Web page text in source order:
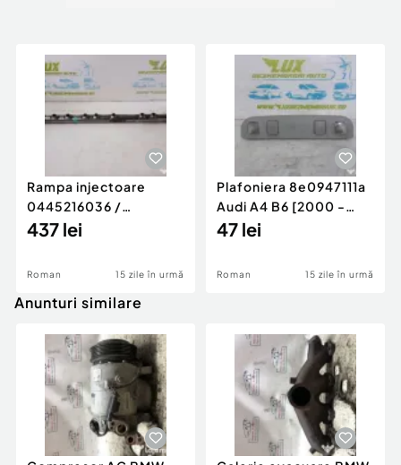
Rampa injectoare
0445216036 /
780542302 3.0 d 313
437 lei
Roman 15 zile în urmă
Plafoniera 8e0947111a
Audi A4 B6 [2000 -
2005]
47 lei
Roman 15 zile în urmă
Anunturi similare